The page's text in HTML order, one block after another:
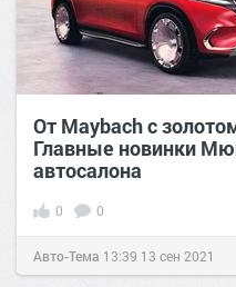
От Maybach с
Главные новинки
автосалона
0 0
Авто-Тема 13:39 13 сен 2021